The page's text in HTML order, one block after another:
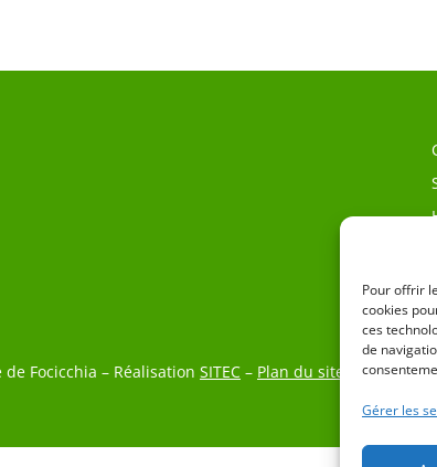
Pour offrir
cookies
ces
de
Gérer les
Focicchia – Réalisation SITEC – Plan du site Mention